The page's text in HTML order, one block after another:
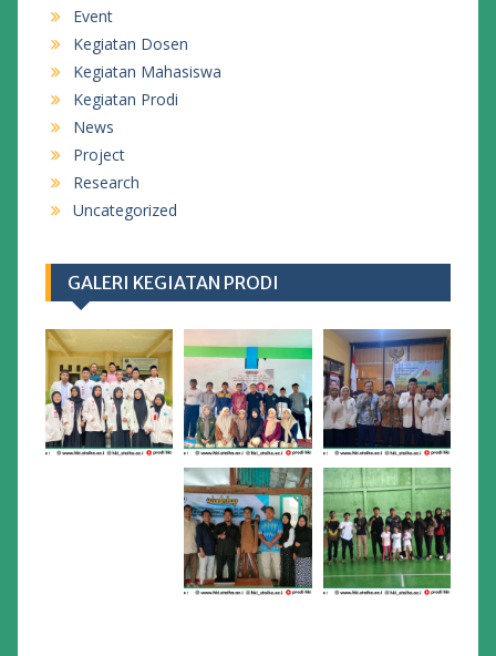
Event
Kegiatan Dosen
Kegiatan Mahasiswa
Kegiatan Prodi
News
Project
Research
Uncategorized
GALERI KEGIATAN PRODI